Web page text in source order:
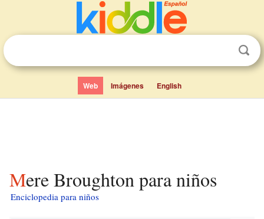
Web Imágenes English
Mere Broughton para niños
Enciclopedia para niños